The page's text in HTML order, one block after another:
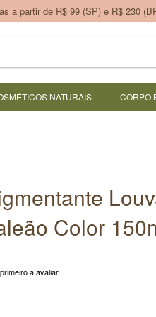
a partir de R$ 99 (SP) e R$ 230
NATURAIS CORPO
Color
a avaliar